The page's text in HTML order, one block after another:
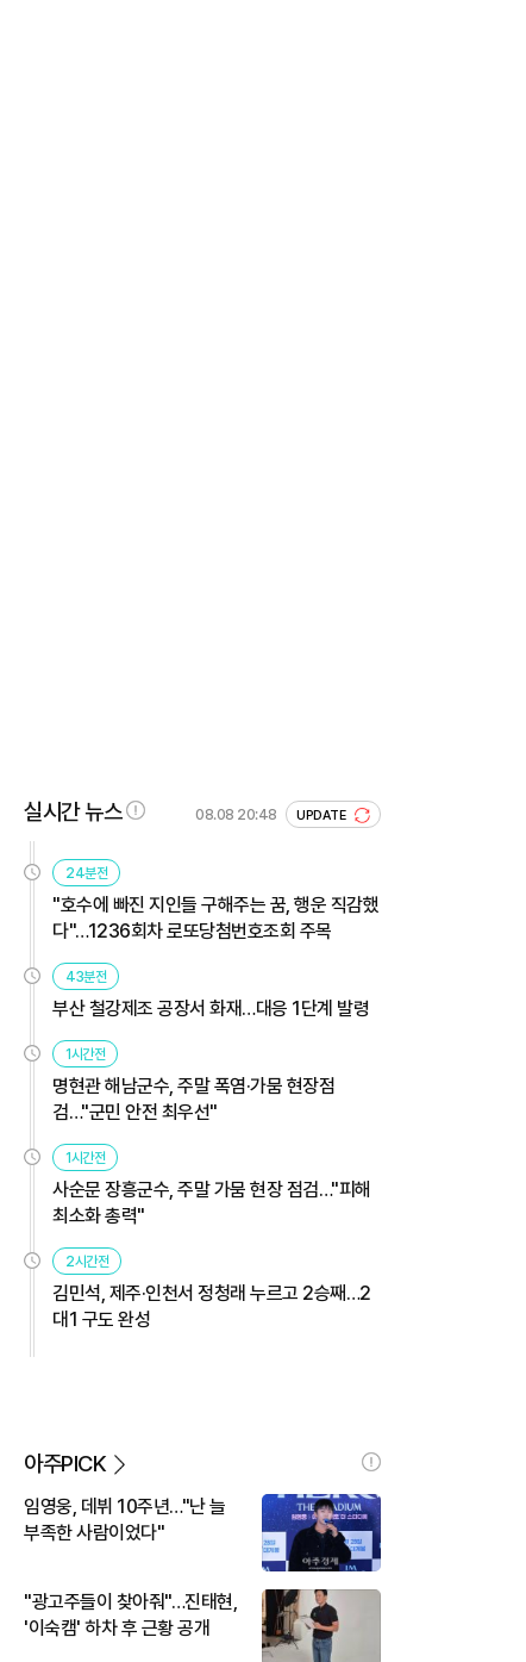
실시간 뉴스 08.08 20:48 UPDATE
24분전
"호수에 빠진 지인들 구해주는 꿈, 행운 직감했
다"…1236회차 로또당첨번호조회 주목
43분전
부산 철강제조 공장서 화재…대응 1단계 발령
1시간전
명현관 해남군수, 주말 폭염·가뭄 현장점
검…"군민 안전 최우선"
1시간전
사순문 장흥군수, 주말 가뭄 현장 점검…"피해
최소화 총력"
2시간전
김민석, 제주·인천서 정청래 누르고 2승째…2
대1 구도 완성
아주PICK
임영웅, 데뷔 10주년…"난 늘
부족한 사람이었다"
"광고주들이 찾아줘"…진태현,
'이숙캠' 하차 후 근황 공개